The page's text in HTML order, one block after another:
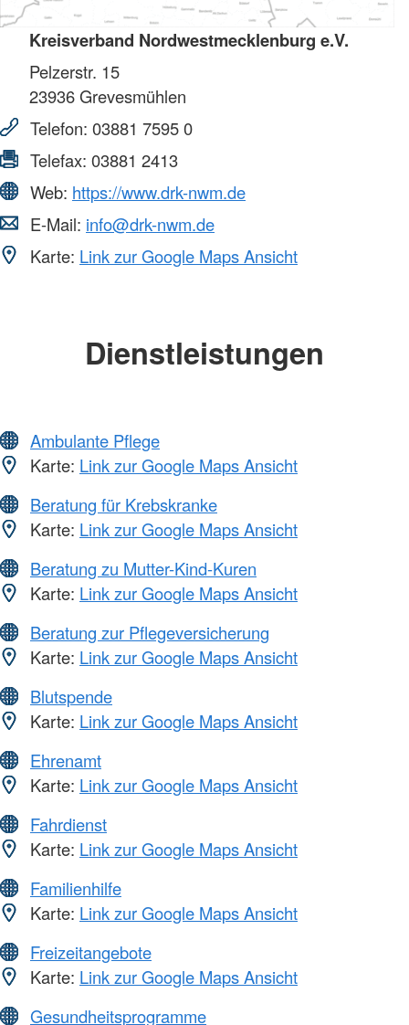
Kreisverband Nordwestmecklenburg e.V.
Pelzerstr. 15
23936Grevesmühlen
Telefon: 03881 7595 0
Telefax: 03881 2413
Web: https://www.drk-nwm.de
E-Mail: info@drk-nwm.de
Karte: Link zur Google Maps Ansicht
Dienstleistungen
Ambulante Pflege
Karte: Link zur Google Maps Ansicht
Beratung für Krebskranke
Karte: Link zur Google Maps Ansicht
Beratung zu Mutter-Kind-Kuren
Karte: Link zur Google Maps Ansicht
Beratung zur Pflegeversicherung
Karte: Link zur Google Maps Ansicht
Blutspende
Karte: Link zur Google Maps Ansicht
Ehrenamt
Karte: Link zur Google Maps Ansicht
Fahrdienst
Karte: Link zur Google Maps Ansicht
Familienhilfe
Karte: Link zur Google Maps Ansicht
Freizeitangebote
Karte: Link zur Google Maps Ansicht
Gesundheitsprogramme